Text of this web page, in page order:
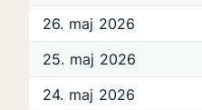
26. maj 2026
25. maj 2026
24. maj 2026